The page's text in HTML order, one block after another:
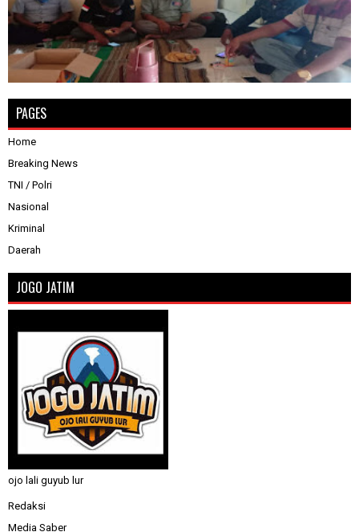
PAGES
Home
Breaking News
TNI / Polri
Nasional
Kriminal
Daerah
JOGO JATIM
ojo lali guyub lur
Redaksi
Media Saber